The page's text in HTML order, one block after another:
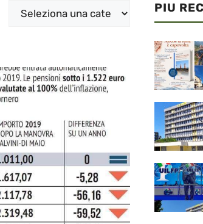
Categorie PIU